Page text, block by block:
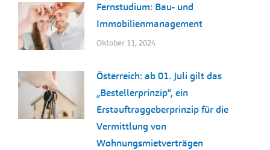
Fernstudium: Bau- und
Immobilienmanagement
Oktober 11, 2024
Österreich: ab 01. Juli gilt das
„Bestellerprinzip“, ein
Erstauftraggeberprinzip für die
Vermittlung von
Wohnungsmietverträgen